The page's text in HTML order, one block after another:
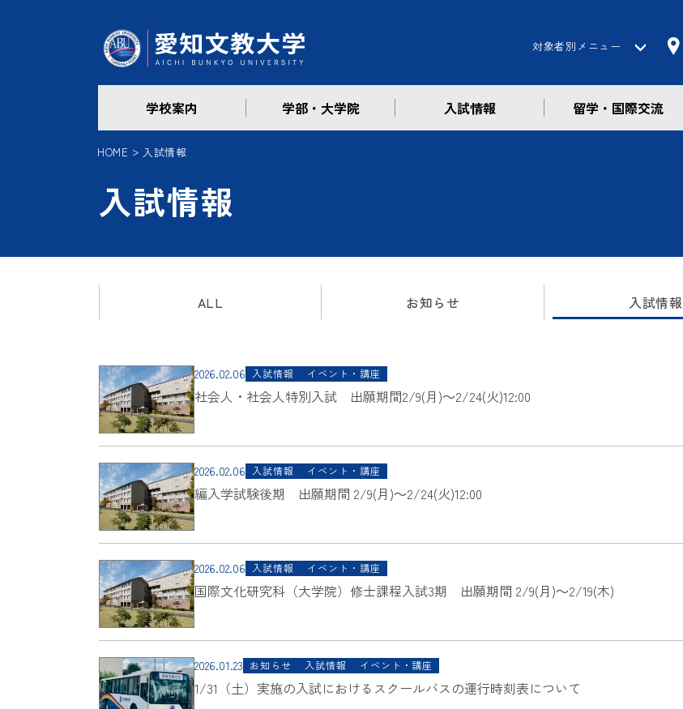
対象者別メニュー
受験生の方
学校案内 学部・大学院 入試情報 留学・国際交流
HOME 入試情報
入試情報
ALL お知らせ 入試情報
2026.02.06 入試情報 イベント・講座
社会人・社会人特別入試 出願期間2/9(月)～2/24(火)12:00
2026.02.06 入試情報 イベント・講座
編入学試験後期 出願期間 2/9(月)～2/24(火)12:00
2026.02.06 入試情報 イベント・講座
国際文化研究科（大学院）修士課程入試3期 出願期間 2/9(月)～2/19(木)
2026.01.23 お知らせ 入試情報 イベント・講座
1/31（土）実施の入試におけるスクールバスの運行時刻表について